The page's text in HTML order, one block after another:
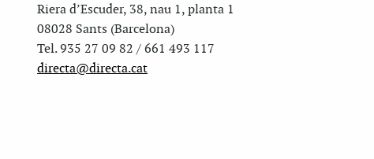
Riera d’Escuder, 38, nau 1, planta 1
08028 Sants (Barcelona)
Tel. 935 27 09 82 / 661 493 117
directa@directa.cat